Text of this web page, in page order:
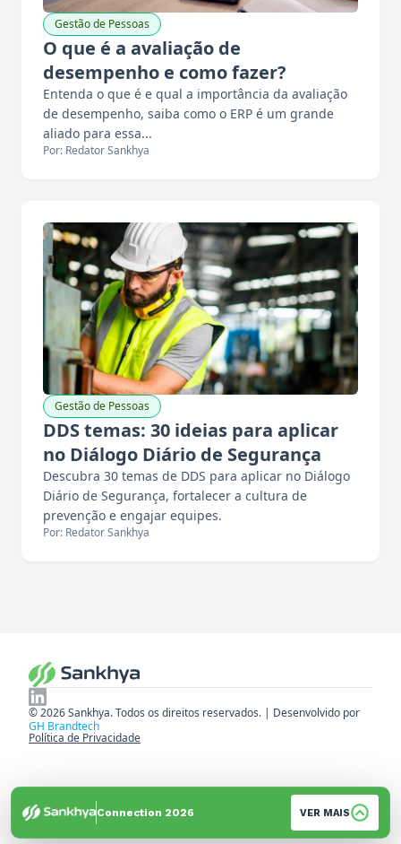
Gestão de Pessoas
O que é a avaliação de
desempenho e como fazer?
Entenda o que é e qual a importância da avaliação
de desempenho, saiba como o ERP é um grande
aliado para essa...
Por: Redator Sankhya
Gestão de Pessoas
DDS temas: 30 ideias para aplicar
no Diálogo Diário de Segurança
Descubra 30 temas de DDS para aplicar no Diálogo
Diário de Segurança, fortalecer a cultura de
prevenção e engajar equipes.
Por: Redator Sankhya
© 2026 Sankhya. Todos os direitos reservados. | Desenvolvido por
GH Brandtech
Política de Privacidade
Connection 2026 VER MAIS